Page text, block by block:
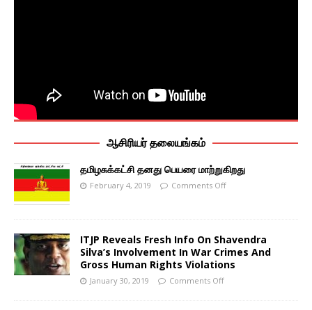
ஆசிரியர் தலையங்கம்
தமிழசுக்கட்சி தனது பெயரை மாற்றுகிறது
February 4, 2019 Comments Off
ITJP Reveals Fresh Info On Shavendra
Silva’s Involvement In War Crimes And
Gross Human Rights Violations
January 30, 2019 Comments Off